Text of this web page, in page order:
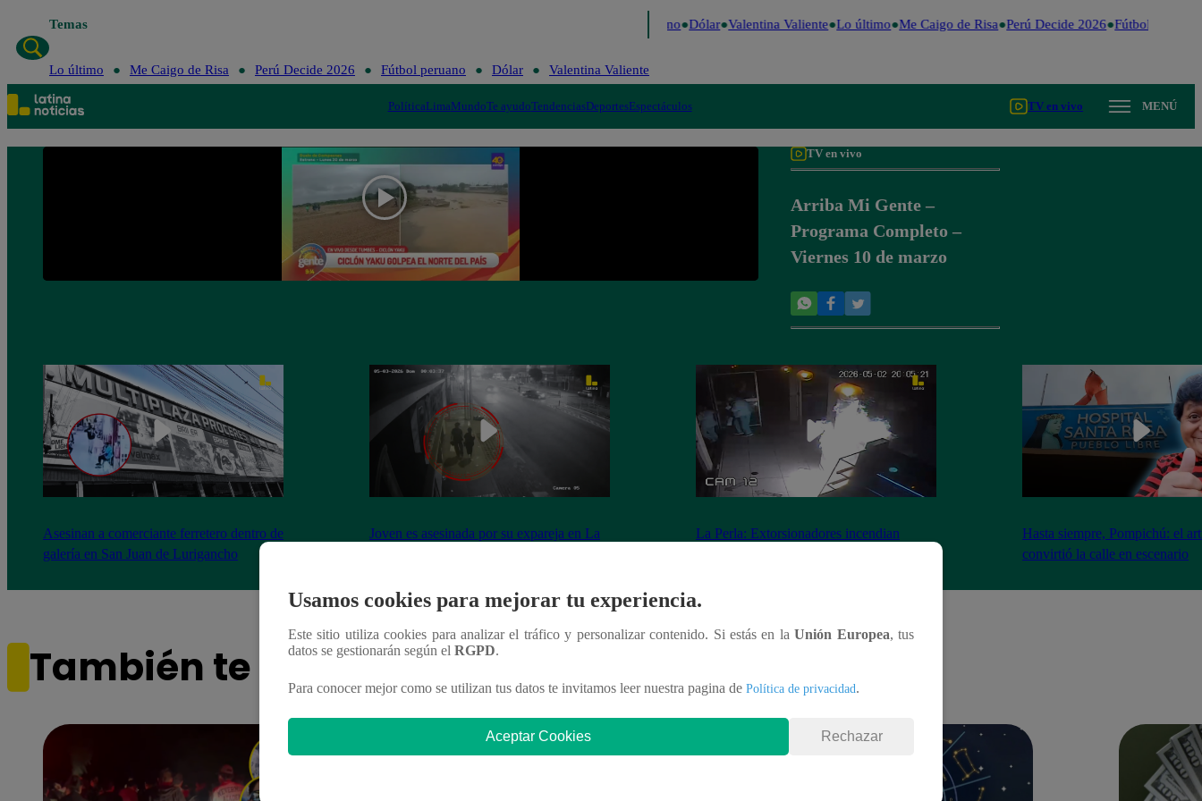
Temas Fútbol peruano Dólar Valentina Valiente Lo último Me Caigo de Risa Perú Decide 2026 Fútbol peruano
Lo último Me Caigo de Risa Perú Decide 2026 Fútbol peruano Dólar Valentina Valiente
PolíticaLimaMundoTe ayudoTendenciasDeportesEspectáculos TV en vivo MENÚ
TV en vivo
Arriba Mi Gente –
Programa Completo –
Viernes 10 de marzo
Asesinan a comerciante ferretero dentro de
galería en San Juan de Lurigancho
Joven es asesinada por su expareja en La
La Perla: Extorsionadores incendian
Hasta siempre, Pompichú: el
convirtió la calle en escenario
También te puede interesar
Usamos cookies para mejorar tu experiencia.
Este sitio utiliza cookies para analizar el tráfico y personalizar contenido. Si estás en laUnión Europea, tus
datos se gestionarán según el RGPD.
Para conocer mejor como se utilizan tus datos te invitamos leer nuestra pagina de Política de privacidad.
Aceptar Cookies Rechazar